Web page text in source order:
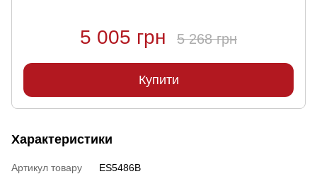
5 005 грн 5 268 грн
Купити
Характеристики
Артикул товару
ES5486B